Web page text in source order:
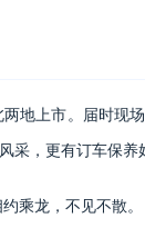
地上市。届时现
，更有订车保养
乘龙，不见不散。